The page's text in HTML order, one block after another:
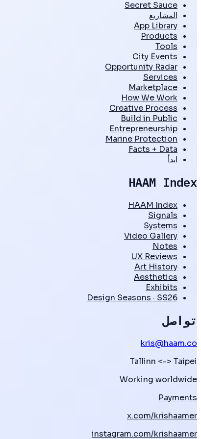
Secret Sauce
المشاريع
App Library
Products
Tools
City Events
Opportunity Radar
Services
Marketplace
How We Work
Creative Process
Build in Public
Entrepreneurship
Marine Protection
Facts + Data
ابدأ
HAAM Index
HAAM Index
Signals
Systems
Video Gallery
Notes
UX Reviews
Art History
Aesthetics
Exhibits
Design Seasons · SS26
تواصل
kris@haam.co
Tallinn <-> Taipei
Working worldwide
Payments
x.com/krishaamer
instagram.com/krishaamer